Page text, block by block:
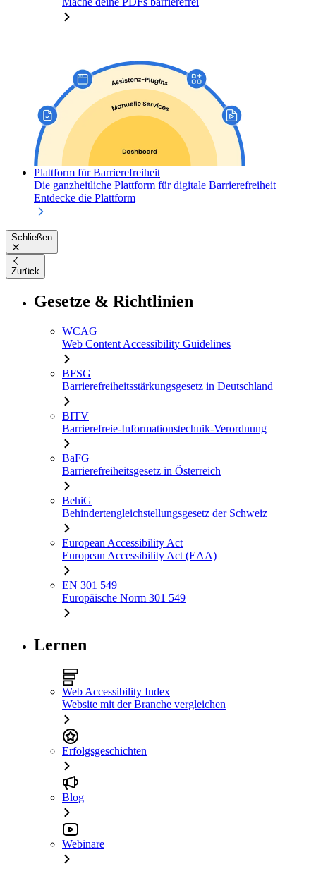
Plattform für Barrierefreiheit
Die ganzheitliche Plattform für digitale Barrierefreiheit
Entdecke die Plattform
Schließen
Zurück
Gesetze & Richtlinien
WCAG
Web Content Accessibility Guidelines
BFSG
Barrierefreiheitsstärkungsgesetz in Deutschland
BITV
Barrierefreie-Informationstechnik-Verordnung
BaFG
Barrierefreiheitsgesetz in Österreich
BehiG
Behindertengleichstellungsgesetz der Schweiz
European Accessibility Act
European Accessibility Act (EAA)
EN 301 549
Europäische Norm 301 549
Lernen
Web Accessibility Index
Website mit der Branche vergleichen
Erfolgsgeschichten
Blog
Webinare